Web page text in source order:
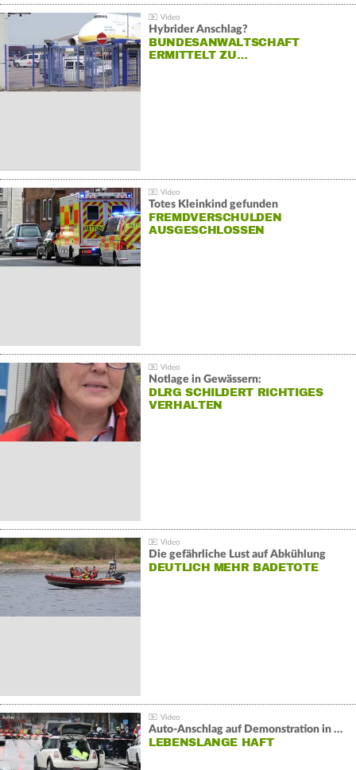
Hybrider Anschlag?
BUNDESANWALTSCHAFT
ERMITTELT ZU…
Totes Kleinkind gefunden
FREMDVERSCHULDEN
AUSGESCHLOSSEN
Notlage in Gewässern:
DLRG SCHILDERT RICHTIGES
VERHALTEN
Die gefährliche Lust auf Abkühlung
DEUTLICH MEHR BADETOTE
Auto-Anschlag auf Demonstration in München:
LEBENSLANGE HAFT